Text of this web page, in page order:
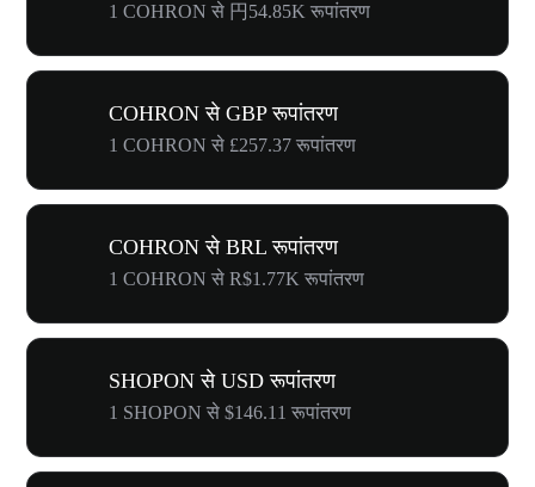
1 COHRON से 円54.85K रूपांतरण
COHRON से GBP रूपांतरण
1 COHRON से £257.37 रूपांतरण
COHRON से BRL रूपांतरण
1 COHRON से R$1.77K रूपांतरण
SHOPON से USD रूपांतरण
1 SHOPON से $146.11 रूपांतरण